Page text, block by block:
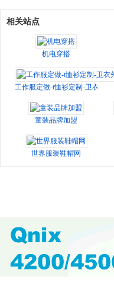
相关站点
机电穿搭
工作服定做-t恤衫定制-卫衣外
童装品牌加盟
世界服装鞋帽网